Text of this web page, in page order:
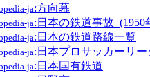
ja:方向幕
ja:日本の鉄道事故_(1950
ja:日本の鉄道路線一覧
ja:日本プロサッカーリー
ja:日本国有鉄道